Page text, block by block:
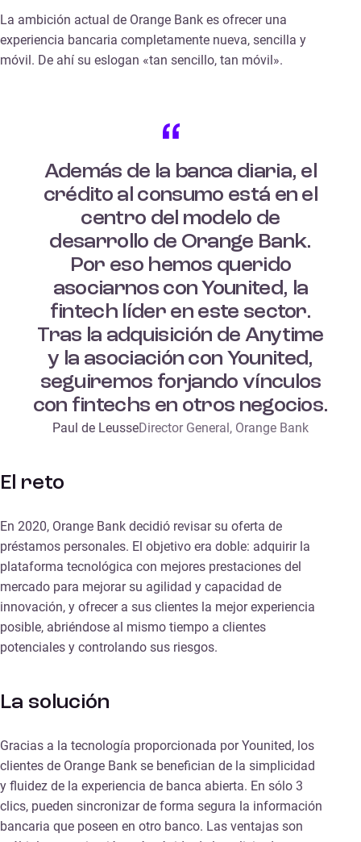
La ambición actual de Orange Bank es ofrecer una
experiencia bancaria completamente nueva, sencilla y
móvil. De ahí su eslogan «tan sencillo, tan móvil».
Además de la banca diaria, el
crédito al consumo está en el
centro del modelo de
desarrollo de Orange Bank.
Por eso hemos querido
asociarnos con Younited, la
fintech líder en este sector.
Tras la adquisición de Anytime
y la asociación con Younited,
seguiremos forjando vínculos
con fintechs en otros negocios.
Paul de LeusseDirector General, Orange Bank
El reto
En 2020, Orange Bank decidió revisar su oferta de
préstamos personales. El objetivo era doble: adquirir la
plataforma tecnológica con mejores prestaciones del
mercado para mejorar su agilidad y capacidad de
innovación, y ofrecer a sus clientes la mejor experiencia
posible, abriéndose al mismo tiempo a clientes
potenciales y controlando sus riesgos.
La solución
Gracias a la tecnología proporcionada por Younited, los
clientes de Orange Bank se benefician de la simplicidad
y fluidez de la experiencia de banca abierta. En sólo 3
clics, pueden sincronizar de forma segura la información
bancaria que poseen en otro banco. Las ventajas son